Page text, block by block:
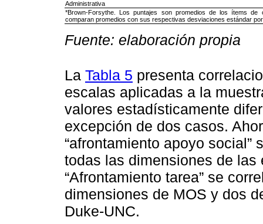
Administrativa
*Brown-Forsythe. Los puntajes son promedios de los ítems de
comparan promedios con sus respectivas desviaciones estándar
Fuente: elaboración propia
La Tabla 5 presenta
escalas aplicadas a la
valores estadísticamente
excepción de dos casos.
“afrontamiento apoyo
todas las dimensiones de
“Afrontamiento tarea” se
dimensiones de MOS y dos
Duke-UNC.